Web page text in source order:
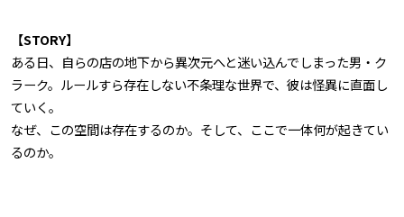
【STORY】
ある日、自らの店の地下から異次元へと迷い込んでしまった男・ク
ラーク。ルールすら存在しない不条理な世界で、彼は怪異に直面し
ていく。
なぜ、この空間は存在するのか。そして、ここで一体何が起きてい
るのか――。